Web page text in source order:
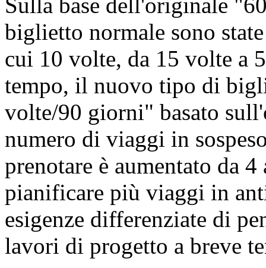
biglietto normale sono
cui 10 volte, da 15 volte a
tempo, il nuovo tipo di
volte/90 giorni" basato
numero di viaggi in
prenotare è aumentato da
pianificare più viaggi in
esigenze differenziate di
lavori di progetto a breve